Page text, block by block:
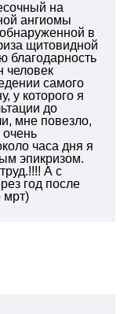
на
ангиомы
в
щитовидной
благодарность
человек
самого
у которого я
до
мне повезло,
очень
часа дня я
эпикризом.
А с
год после
мрт)